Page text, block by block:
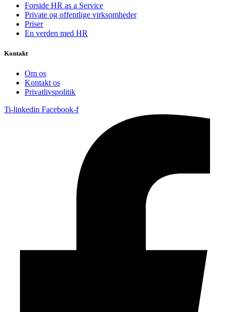
Forside HR as a Service
Private og offentlige virksomheder
Priser
En verden med HR
Kontakt
Om os
Kontakt os
Privatlivspolitik
Ti-linkedin Facebook-f